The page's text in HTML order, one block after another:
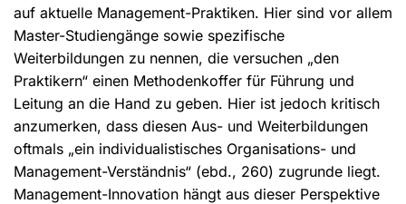
auf aktuelle Management-Praktiken. Hier sind vor allem
Master-Studiengänge sowie spezifische
Weiterbildungen zu nennen, die versuchen „den
Praktikern“ einen Methodenkoffer für Führung und
Leitung an die Hand zu geben. Hier ist jedoch kritisch
anzumerken, dass diesen Aus- und Weiterbildungen
oftmals „ein individualistisches Organisations- und
Management-Verständnis“ (ebd., 260) zugrunde liegt.
Management-Innovation hängt aus dieser Perspektive